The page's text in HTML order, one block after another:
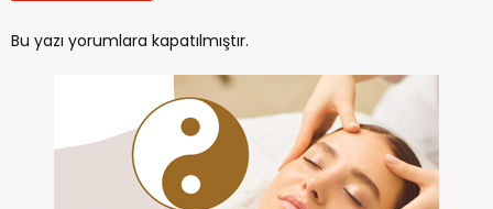
Bu yazı yorumlara kapatılmıştır.